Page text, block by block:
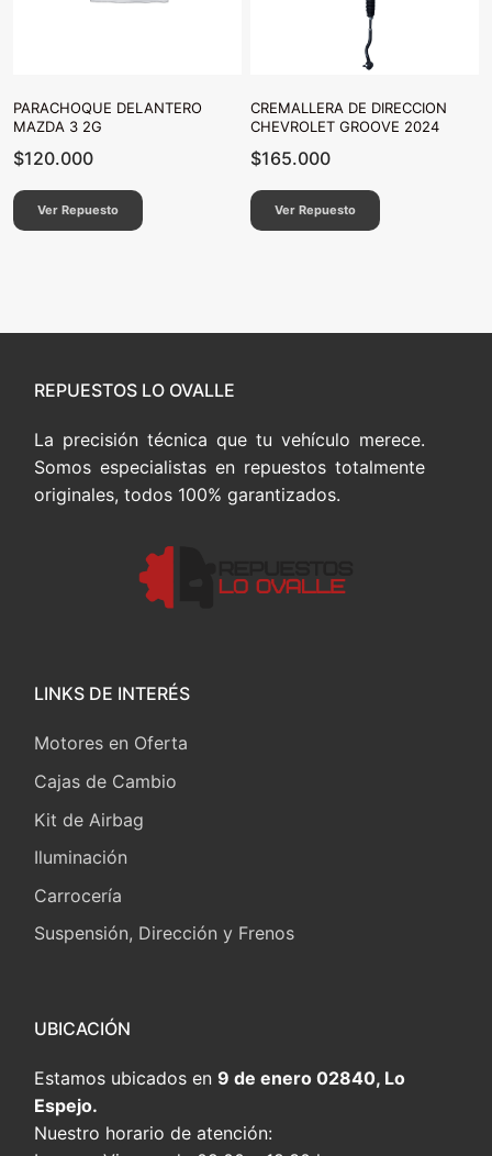
PARACHOQUE DELANTERO
MAZDA 3 2G
$120.000
Ver Repuesto
CREMALLERA DE DIRECCION
CHEVROLET GROOVE 2024
$165.000
Ver Repuesto
REPUESTOS LO OVALLE
La precisión técnica que tu vehículo merece.
Somos especialistas en repuestos totalmente
originales, todos 100% garantizados.
LINKS DE INTERÉS
Motores en Oferta
Cajas de Cambio
Kit de Airbag
Iluminación
Carrocería
Suspensión, Dirección y Frenos
UBICACIÓN
Estamos ubicados en 9 de enero 02840, Lo
Espejo.
Nuestro horario de atención: